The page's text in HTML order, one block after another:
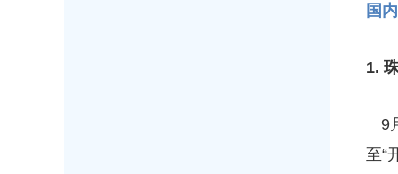
国
1.
9
至“